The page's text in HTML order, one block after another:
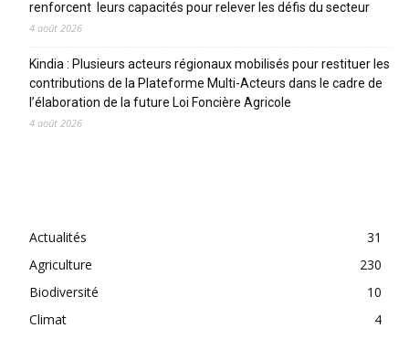
renforcent leurs capacités pour relever les défis du secteur
4 août 2026
Kindia : Plusieurs acteurs régionaux mobilisés pour restituer les
contributions de la Plateforme Multi-Acteurs dans le cadre de
l’élaboration de la future Loi Foncière Agricole
4 août 2026
Actualités
31
Agriculture
230
Biodiversité
10
Climat
4